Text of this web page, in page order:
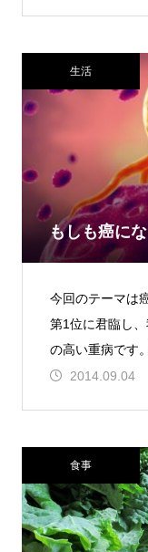
生活
もしも癌に
今回のテーマは
第1位に君臨し
の高い重病です
高い方ですが、
2014.09.04
食事